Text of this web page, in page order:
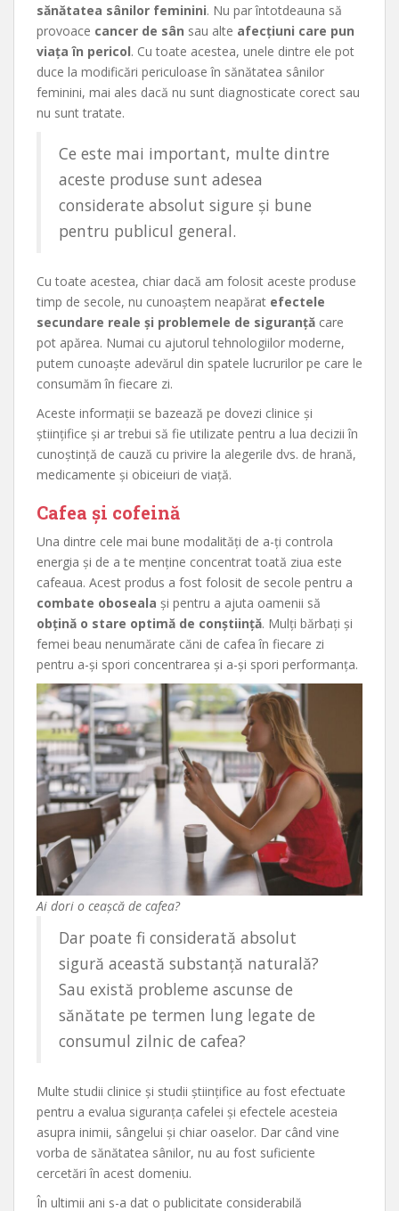
sănătatea sânilor feminini. Nu par întotdeauna să
provoace cancer de sân sau alte afecțiuni care pun
viața în pericol. Cu toate acestea, unele dintre ele pot
duce la modificări periculoase în sănătatea sânilor
feminini, mai ales dacă nu sunt diagnosticate corect sau
nu sunt tratate.
Ce este mai important, multe dintre
aceste produse sunt adesea
considerate absolut sigure și bune
pentru publicul general.
Cu toate acestea, chiar dacă am folosit aceste produse
timp de secole, nu cunoaștem neapărat efectele
secundare reale și problemele de siguranță care
pot apărea. Numai cu ajutorul tehnologiilor moderne,
putem cunoaște adevărul din spatele lucrurilor pe care le
consumăm în fiecare zi.
Aceste informații se bazează pe dovezi clinice și
științifice și ar trebui să fie utilizate pentru a lua decizii în
cunoștință de cauză cu privire la alegerile dvs. de hrană,
medicamente și obiceiuri de viață.
Cafea și cofeină
Una dintre cele mai bune modalități de a-ți controla
energia și de a te menține concentrat toată ziua este
cafeaua. Acest produs a fost folosit de secole pentru a
combate oboseala și pentru a ajuta oamenii să
obțină o stare optimă de conștiință. Mulți bărbați și
femei beau nenumărate căni de cafea în fiecare zi
pentru a-și spori concentrarea și a-și spori performanța.
Ai dori o ceașcă de cafea?
Dar poate fi considerată absolut
sigură această substanță naturală?
Sau există probleme ascunse de
sănătate pe termen lung legate de
consumul zilnic de cafea?
Multe studii clinice și studii științifice au fost efectuate
pentru a evalua siguranța cafelei și efectele acesteia
asupra inimii, sângelui și chiar oaselor. Dar când vine
vorba de sănătatea sânilor, nu au fost suficiente
cercetări în acest domeniu.
În ultimii ani s-a dat o publicitate considerabilă